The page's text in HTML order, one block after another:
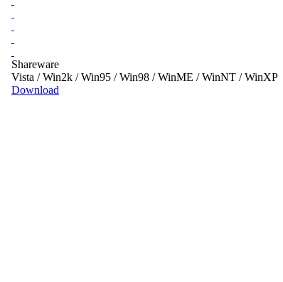
Shareware
Vista / Win2k / Win95 / Win98 / WinME / WinNT / WinXP
Download